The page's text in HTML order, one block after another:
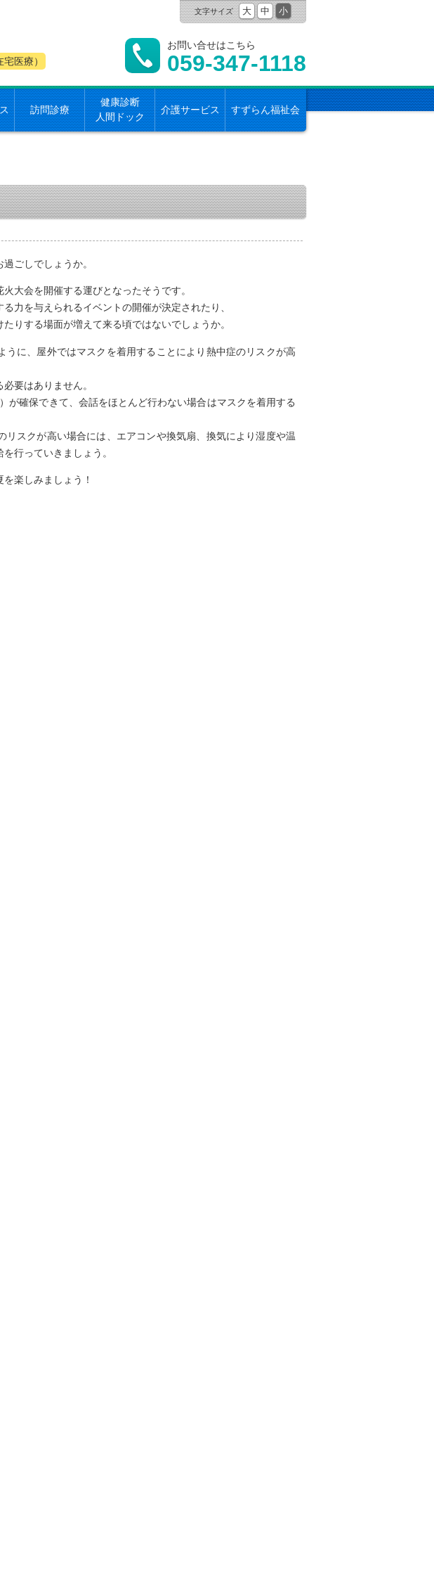
医療）
お問い合せはこちら
059-347-1118
訪問診療
健康診断
人間ドック
介護サービス すずらん福祉会
ごしでしょうか。
大会を開催する運びとなったそうです。
力を与えられるイベントの開催が決定されたり、
りする場面が増えて来る頃ではないでしょうか。
うに、屋外ではマスクを着用することにより熱中症のリスクが高
要はありません。
が確保できて、会話をほとんど行わない場合はマスクを着用する
リスクが高い場合には、エアコンや換気扇、換気により湿度や温
行っていきましょう。
楽しみましょう！
文字サイズ 大 中 小